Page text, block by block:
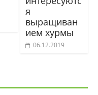
я
выращиван
ием хурмы
06.12.2019